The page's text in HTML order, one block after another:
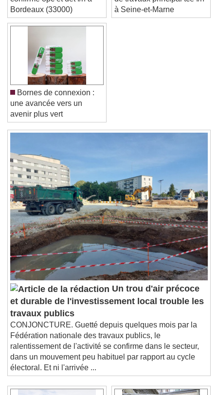
Text Edge Style
Font Family
Reset
Done
Close Modal Dialog
End of dialog window.
confirmé opc et det f/h à
Bordeaux (33000)
de travaux principal tce f/h
à Seine-et-Marne
Bornes de connexion :
une avancée vers un
avenir plus vert
Un trou d'air précoce
et durable de l'investissement local trouble les
travaux publics
CONJONCTURE. Guetté depuis quelques mois par la
Fédération nationale des travaux publics, le
ralentissement de l'activité se confirme dans le secteur,
dans un mouvement peu habituel par rapport au cycle
électoral. Et ni l'arrivée ...